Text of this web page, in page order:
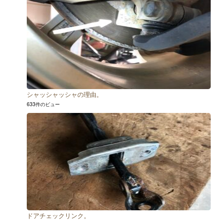
シャッシャッシャの理由。
633件のビュー
ドアチェックリンク。